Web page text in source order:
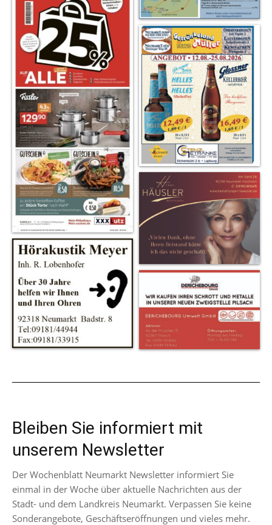
Bleiben Sie informiert mit
unserem Newsletter
Der Wochenblatt Neumarkt Newsletter informiert Sie
einmal in der Woche über aktuelle Nachrichten aus der
Stadt- und dem Landkreis Neumarkt. Verpassen Sie keine
Sonderangebote, Geschäftseröffnungen und vieles mehr.